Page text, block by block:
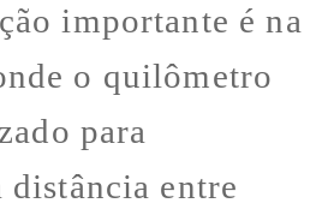
importante é na
o quilômetro
para
distância entre